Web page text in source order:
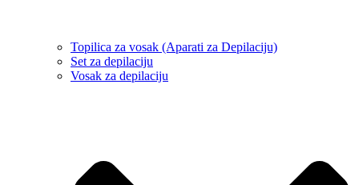
Topilica za vosak (Aparati za Depilaciju)
Set za depilaciju
Vosak za depilaciju